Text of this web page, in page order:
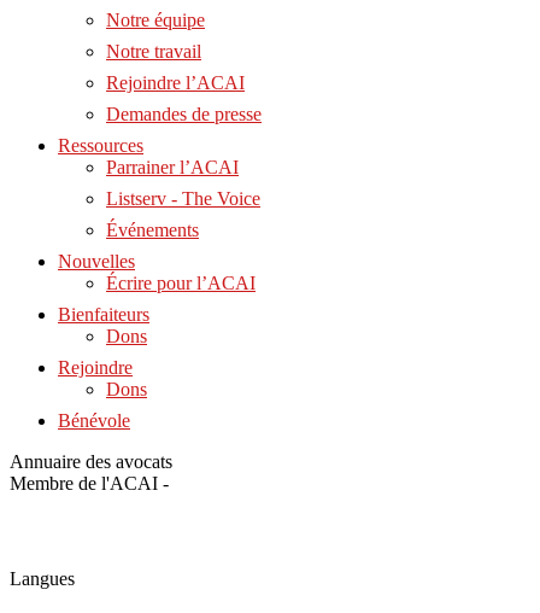
Notre équipe
Notre travail
Rejoindre l’ACAI
Demandes de presse
Ressources
Parrainer l’ACAI
Listserv - The Voice
Événements
Nouvelles
Écrire pour l’ACAI
Bienfaiteurs
Dons
Rejoindre
Dons
Bénévole
Annuaire des avocats
Membre de l'ACAI -
Langues